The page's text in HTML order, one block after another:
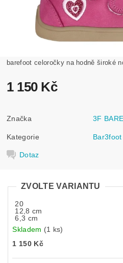
barefoot celoročky na hodně široké
1 150 Kč
Značka 3F
Kategorie Bar3foot
Dotaz
ZVOLTE VARIANTU
20
12,8 cm
6,3 cm
Skladem (1 ks)
1 150 Kč